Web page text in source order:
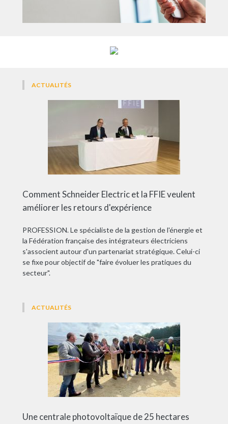
ACTUALITÉS
Comment Schneider Electric et la FFIE veulent
améliorer les retours d'expérience
PROFESSION. Le spécialiste de la gestion de l'énergie et
la Fédération française des intégrateurs électriciens
s'associent autour d'un partenariat stratégique. Celui-ci
se fixe pour objectif de "faire évoluer les pratiques du
secteur".
ACTUALITÉS
Une centrale photovoltaïque de 25 hectares